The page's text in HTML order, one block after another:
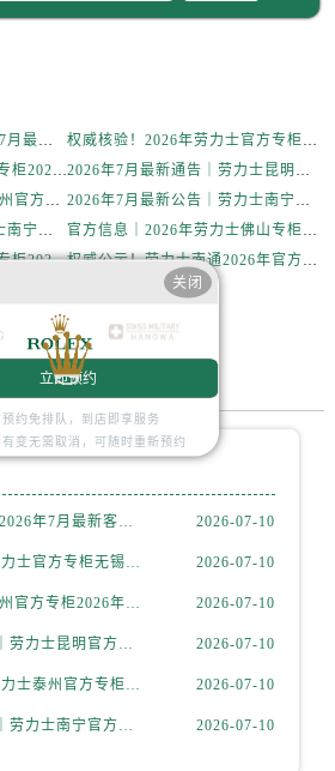
内蒙古自治区巴彦淖尔市临河区新华街售后服务中心（需提前预约）
内蒙古自治区包头市青山区幸福路甲3号王府井百货名表维修售后服务中心（需提前预约）
内蒙古自治区赤峰市红山区哈达街售后服务中心（需提前预约）
内蒙古自治区锡林郭勒盟市锡林浩特市光明街与额尔敦路交叉口售后服务中心（需提前预约）
劳力士惠州官方专柜2026年7月最新客户服务热线通告与信息整合
权威核验！2026年劳力士官方专柜无锡客户服务信息公示，附官方服务热线
最新信息｜劳力士徐州官方专柜2026年7月客服热线与门店服务指南
2026年7月最新通告｜劳力士昆明官方专柜客户服务热线公告，专柜攻略
最新公告！2026年劳力士泰州官方专柜客户服务热线，一键核验
2026年7月最新公告｜劳力士南宁官方专柜客户服务热线攻略，专柜信息全面整合
2026年7月最新通知｜劳力士南宁官方专柜客户服务热线升级，专柜名录核验
官方信息｜2026年劳力士佛山专柜客户服务电话及门店信息（7月最新）
重磅信息！劳力士昆明官方专柜2026年7月客户服务热线公告，专柜资料汇总
权威公示！劳力士南通2026年官方专柜客户服务热线，7月信息大公开
痕应该咋解决
了解决方法大全
劳力士惠州官方专柜2026年7月最新客户服务热线通告与信息整合 2026-07-10
权威核验！2026年劳力士官方专柜无锡客户服务信息公示，附官方服务热线 2026-07-10
最新信息｜劳力士徐州官方专柜2026年7月客服热线与门店服务指南 2026-07-10
2026年7月最新通告｜劳力士昆明官方专柜客户服务热线公告，专柜攻略 2026-07-10
最新公告！2026年劳力士泰州官方专柜客户服务热线，一键核验 2026-07-10
2026年7月最新公告｜劳力士南宁官方专柜客户服务热线攻略，专柜信息全面整合 2026-07-10
关闭
立即预约
约免排队，到店即享服务
变无需取消，可随时重新预约